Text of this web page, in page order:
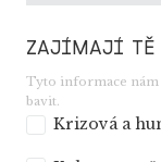
ZAJÍMAJÍ TĚ
Tyto informace
bavit.
Krizová a